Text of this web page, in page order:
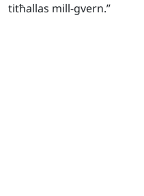
titħallas mill-gvern.”